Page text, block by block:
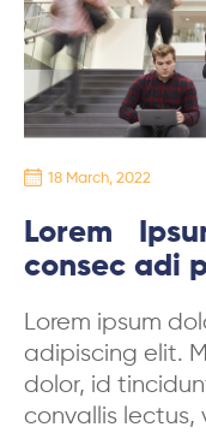
18 March, 2022
Lorem
consec adi
Lorem ipsum
adipiscing elit.
dolor, id
convallis lectus,